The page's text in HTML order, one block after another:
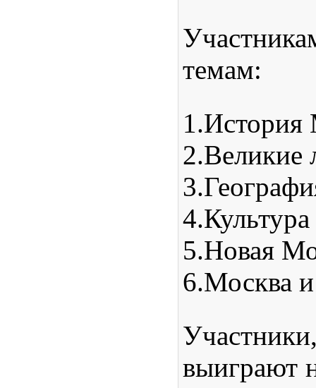
темам:
1.
2.
3.
4.
5.Новая
6.Москва
выиграют